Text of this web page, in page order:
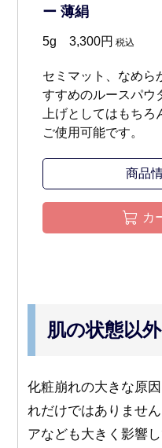
ー 薄絹
5g 3,300円 税込
セミマット、なめら
すすめのルースパウ
上げとしてはもち
ご使用可能です。
商品
カ
肌の状態以
化粧崩れの大きな原
れだけではありませ
アなども大きく影響